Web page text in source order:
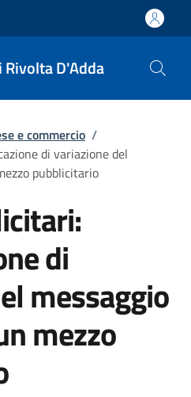
Rivolta D'Adda
e commercio /
di variazione del
pubblicitario
di
messaggio
mezzo